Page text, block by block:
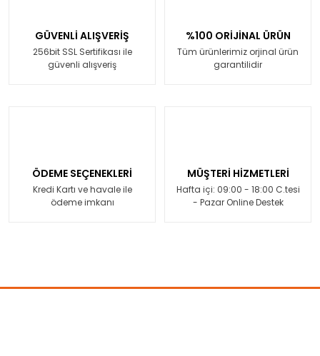
GÜVENLİ ALIŞVERİŞ
256bit SSL Sertifikası ile
güvenli alışveriş
%100 ORİJİNAL ÜRÜN
Tüm ürünlerimiz orjinal ürün
garantilidir
ÖDEME SEÇENEKLERİ
Kredi Kartı ve havale ile
ödeme imkanı
MÜŞTERİ HİZMETLERİ
Hafta içi: 09:00 - 18:00 C.tesi
- Pazar Online Destek